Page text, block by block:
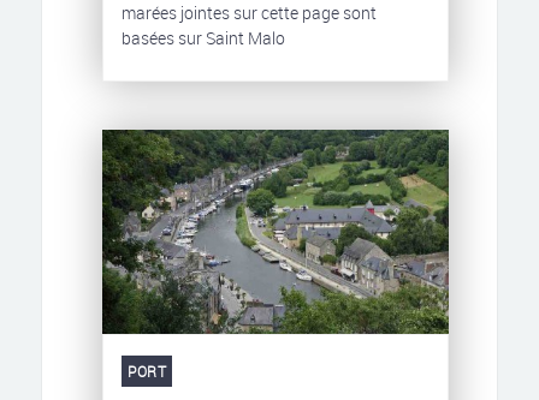
marées jointes sur cette page sont
basées sur Saint Malo
PORT